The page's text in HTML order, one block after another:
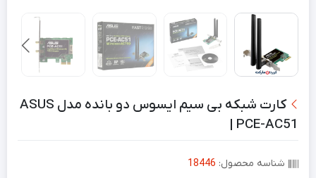
کارت شبکه بی سیم ایسوس دو بانده مدل ASUS
| PCE-AC51
شناسه محصول: 18446